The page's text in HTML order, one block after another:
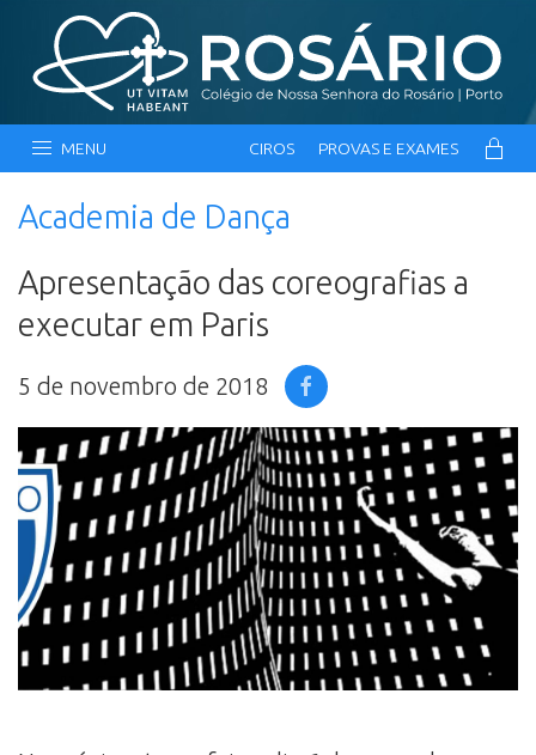
MENU CIROS PROVAS E EXAMES
Academia de Dança
Apresentação das coreografias a
executar em Paris
5 de novembro de 2018